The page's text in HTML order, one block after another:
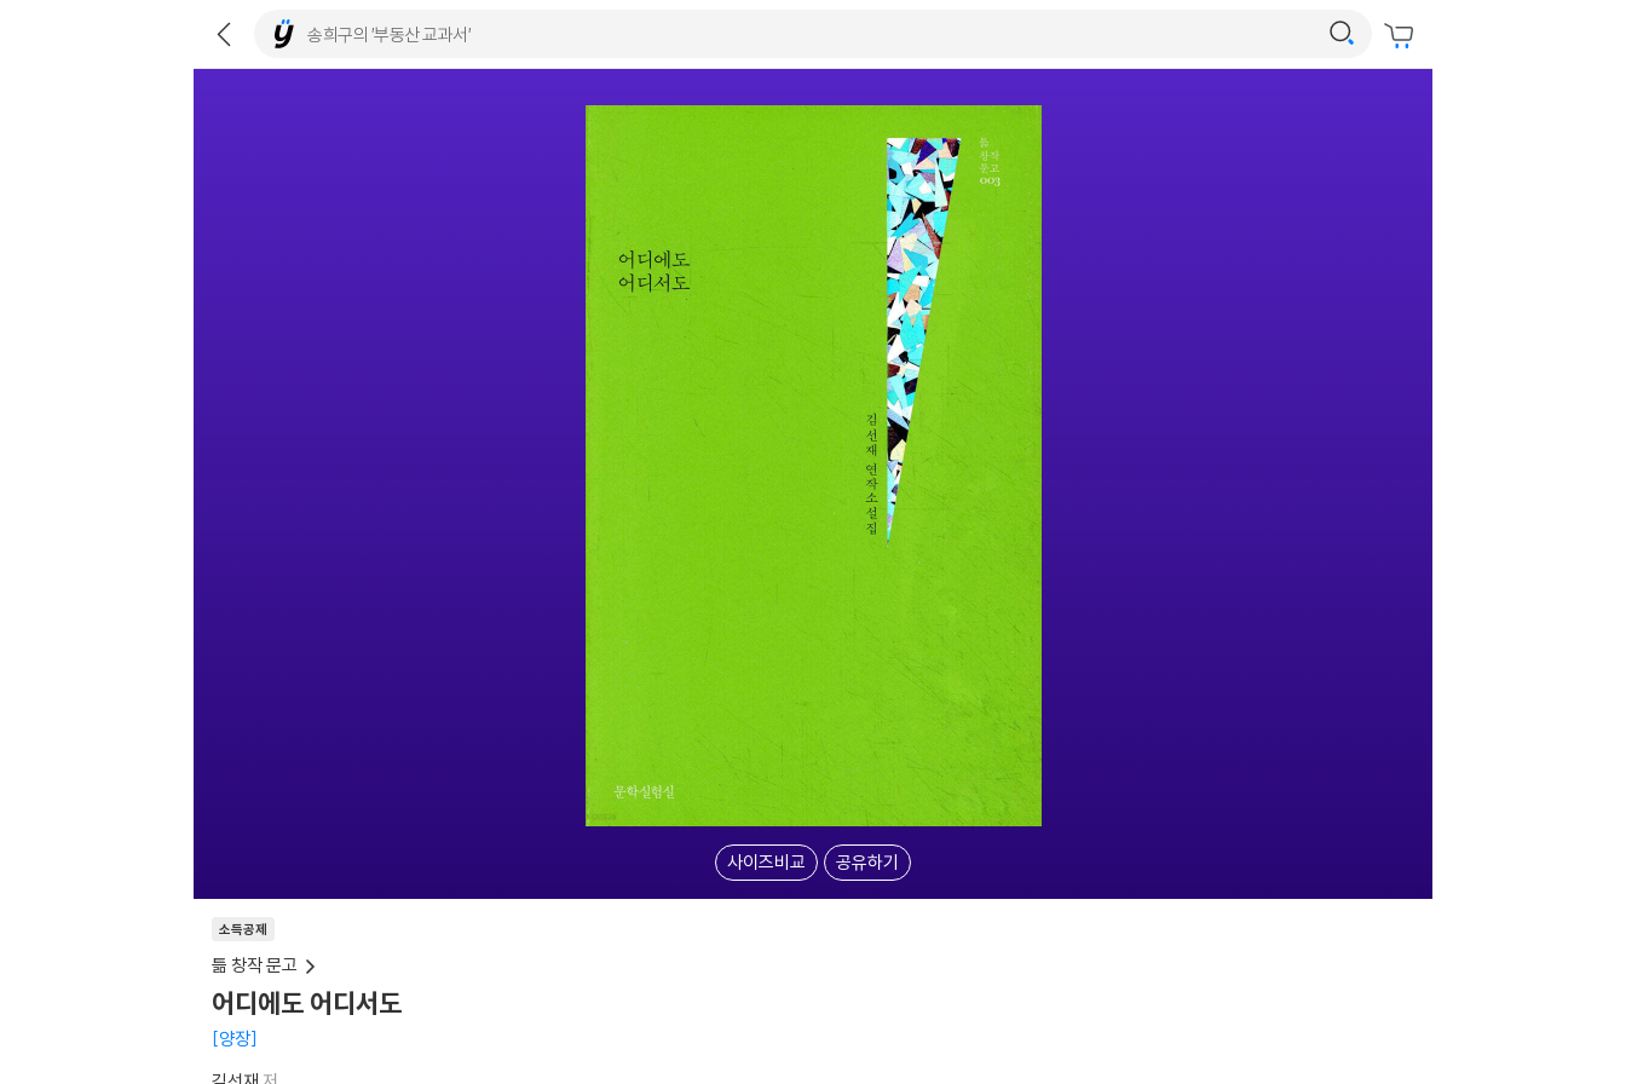
사이즈비교 공유하기
소득공제
틂 창작 문고
어디에도 어디서도
양장